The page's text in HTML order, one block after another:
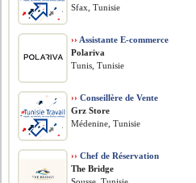
Sfax, Tunisie
›› Assistante E-commerce
Polariva
Tunis, Tunisie
›› Conseillère de Vente
Grz Store
Médenine, Tunisie
›› Chef de Réservation
The Bridge